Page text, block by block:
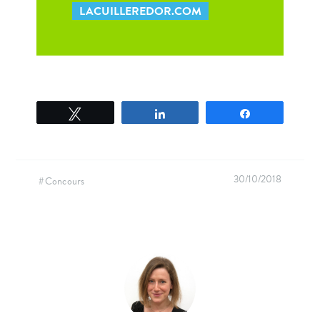
LACUILLEREDOR.COM
#Concours 30/10/2018